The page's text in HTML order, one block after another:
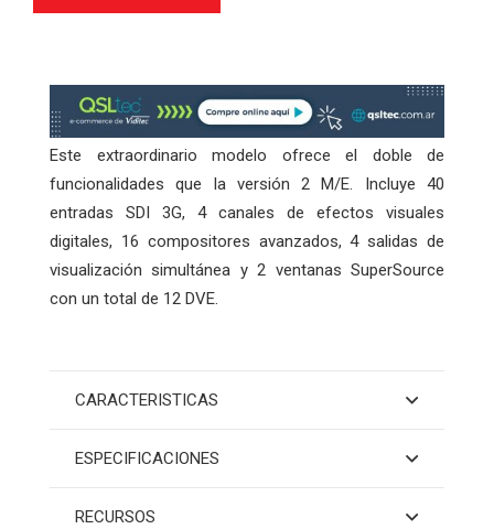
Este extraordinario modelo ofrece el doble de
funcionalidades que la versión 2 M/E. Incluye 40
entradas SDI 3G, 4 canales de efectos visuales
digitales, 16 compositores avanzados, 4 salidas de
visualización simultánea y 2 ventanas SuperSource
con un total de 12 DVE.
CARACTERISTICAS
ESPECIFICACIONES
RECURSOS